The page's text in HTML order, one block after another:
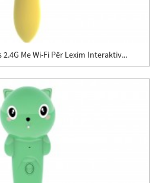
Me Wi-Fi Për Lexim Interaktiv...